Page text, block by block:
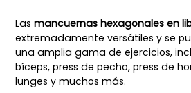
Las mancuernas hexagonales en
extremadamente versátiles y se
una amplia gama de ejercicios,
bíceps, press de pecho, press de
lunges y muchos más.